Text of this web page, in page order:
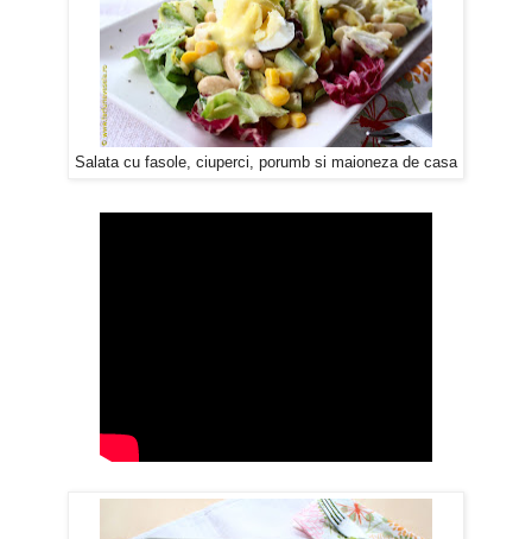
Salata cu fasole, ciuperci, porumb si maioneza de casa